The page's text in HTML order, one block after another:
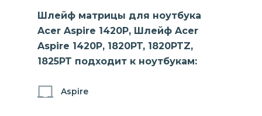
Шлейф матрицы для ноутбука
Acer Aspire 1420P, Шлейф Acer
Aspire 1420P, 1820PT, 1820PTZ,
1825PT подходит к ноутбукам:
Aspire